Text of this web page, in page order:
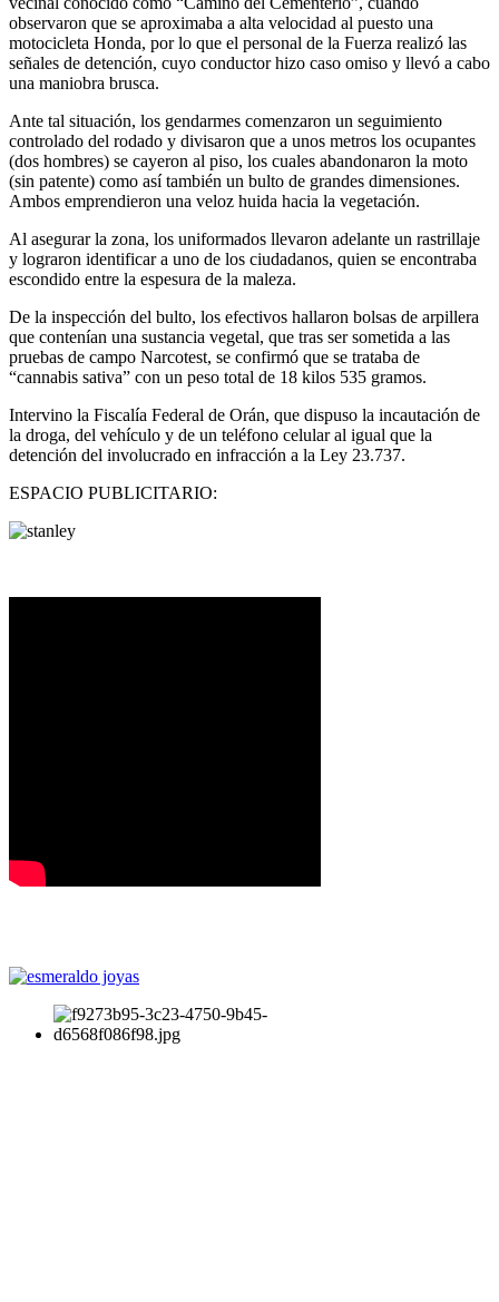
observaron que se aproximaba a alta velocidad al puesto una
motocicleta Honda, por lo que el personal de la Fuerza realizó las
señales de detención, cuyo conductor hizo caso omiso y llevó a cabo
una maniobra brusca.
Ante tal situación, los gendarmes comenzaron un seguimiento
controlado del rodado y divisaron que a unos metros los ocupantes
(dos hombres) se cayeron al piso, los cuales abandonaron la moto
(sin patente) como así también un bulto de grandes dimensiones.
Ambos emprendieron una veloz huida hacia la vegetación.
Al asegurar la zona, los uniformados llevaron adelante un rastrillaje
y lograron identificar a uno de los ciudadanos, quien se encontraba
escondido entre la espesura de la maleza.
De la inspección del bulto, los efectivos hallaron bolsas de arpillera
que contenían una sustancia vegetal, que tras ser sometida a las
pruebas de campo Narcotest, se confirmó que se trataba de
“cannabis sativa” con un peso total de 18 kilos 535 gramos.
Intervino la Fiscalía Federal de Orán, que dispuso la incautación de
la droga, del vehículo y de un teléfono celular al igual que la
detención del involucrado en infracción a la Ley 23.737.
ESPACIO PUBLICITARIO: